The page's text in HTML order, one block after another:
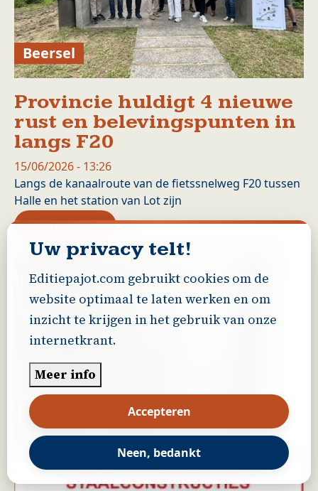
Beersel
Provincie huldigt 4 nieuwe
rust en belevingspunten in
langs F20
15/06/2026 - 13:26
Langs de kanaalroute van de fietssnelweg F20 tussen
Halle en het station van Lot zijn
Lees meerover Provincie huldigt 4
Uw privacy telt!
Editiepajot.com gebruikt cookies om de
website optimaal te laten werken en om
inzicht te krijgen in het gebruik van onze
internetkrant.
Meer info
Accepteren
Neen, bedankt